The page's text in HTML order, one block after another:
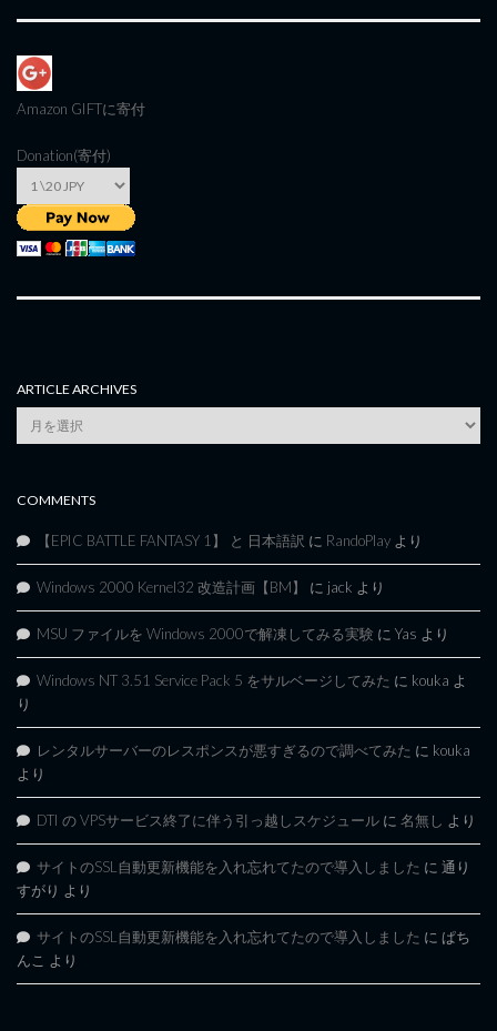
Amazon GIFTに寄付
Donation(寄付)
ARTICLE ARCHIVES
Article
Archives
COMMENTS
【EPIC BATTLE FANTASY 1】 と 日本語訳 に RandoPlay より
Windows 2000 Kernel32 改造計画【BM】 に jack より
MSU ファイルを Windows 2000で解凍してみる実験 に Yas より
Windows NT 3.51 Service Pack 5 をサルベージしてみた に kouka よ
り
レンタルサーバーのレスポンスが悪すぎるので調べてみた に kouka
より
DTI の VPSサービス終了に伴う引っ越しスケジュール に 名無し より
サイトのSSL自動更新機能を入れ忘れてたので導入しました に 通り
すがり より
サイトのSSL自動更新機能を入れ忘れてたので導入しました に ぱち
んこ より